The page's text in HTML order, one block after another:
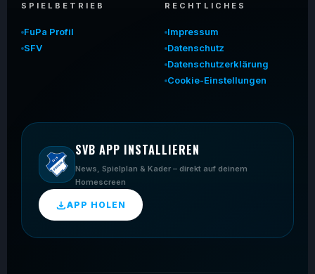
SPIELBETRIEB
FuPa Profil
SFV
RECHTLICHES
Impressum
Datenschutz
Datenschutzerklärung
Cookie-Einstellungen
SVB APP INSTALLIEREN
News, Spielplan & Kader – direkt auf deinem
Homescreen
APP HOLEN